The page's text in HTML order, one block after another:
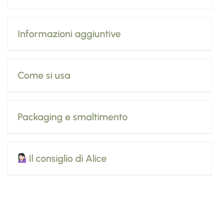
Informazioni aggiuntive
Come si usa
Packaging e smaltimento
Il consiglio di Alice